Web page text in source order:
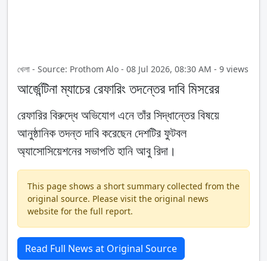
খেলা - Source: Prothom Alo - 08 Jul 2026, 08:30 AM - 9 views
আর্জেন্টিনা ম্যাচের রেফারিং তদন্তের দাবি মিসরের
রেফারির বিরুদ্ধে অভিযোগ এনে তাঁর সিদ্ধান্তের বিষয়ে
আনুষ্ঠানিক তদন্ত দাবি করেছেন দেশটির ফুটবল
অ্যাসোসিয়েশনের সভাপতি হানি আবু রিদা।
This page shows a short summary collected from the
original source. Please visit the original news
website for the full report.
Read Full News at Original Source